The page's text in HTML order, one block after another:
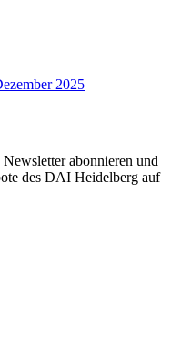
2025
abonnieren und
des DAI Heidelberg auf